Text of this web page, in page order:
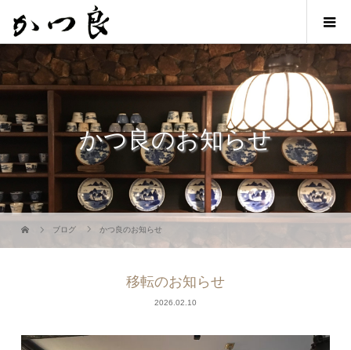
かつ良のお知らせ
ブログ かつ良のお知らせ
移転のお知らせ
2026.02.10